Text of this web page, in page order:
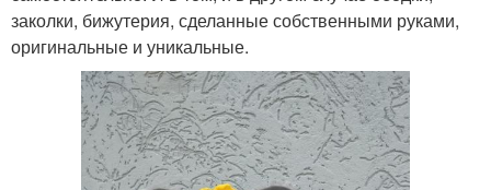
заколки, бижутерия, сделанные собственными руками,
оригинальные и уникальные.